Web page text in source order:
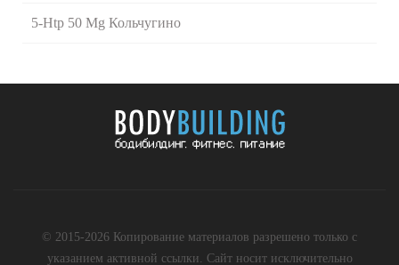
5-Htp 50 Mg Кольчугино
© 2015-2026 Копирование материалов разрешено только с
указанием активной ссылки. Сайт носит исключительно